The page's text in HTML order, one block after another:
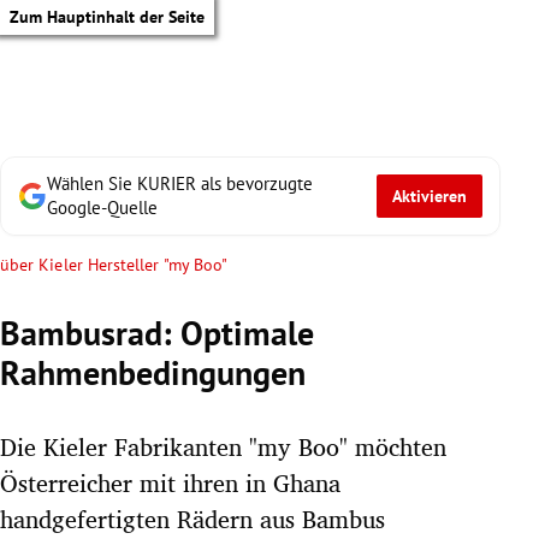
Zum Hauptinhalt der Seite
Untermenü
Wählen Sie KURIER als bevorzugte
Google-Quelle
Aktivieren
über Kieler Hersteller "my Boo"
Bambusrad: Optimale
Rahmenbedingungen
Die Kieler Fabrikanten "my Boo" möchten
Österreicher mit ihren in Ghana
handgefertigten Rädern aus Bambus